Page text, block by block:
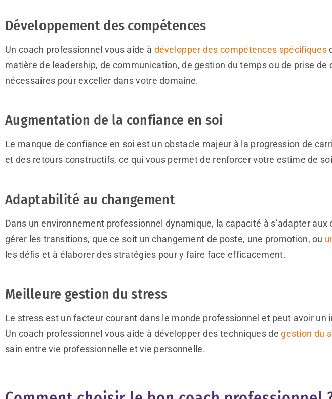
Développement des compétences
Un coach professionnel vous aide à développer des compétences spécifiques
matière de leadership, de communication, de gestion du temps ou de prise
nécessaires pour exceller dans votre domaine.
Augmentation de la confiance en soi
Le manque de confiance en soi est un obstacle majeur à la progression de
et des retours constructifs, ce qui vous permet de renforcer votre estime de
Adaptabilité au changement
Dans un environnement professionnel dynamique, la capacité à s’adapter
gérer les transitions, que ce soit un changement de poste, une promotion, ou
les défis et à élaborer des stratégies pour y faire face efficacement.
Meilleure gestion du stress
Le stress est un facteur courant dans le monde professionnel et peut avoir
Un coach professionnel vous aide à développer des techniques de gestion du
sain entre vie professionnelle et vie personnelle.